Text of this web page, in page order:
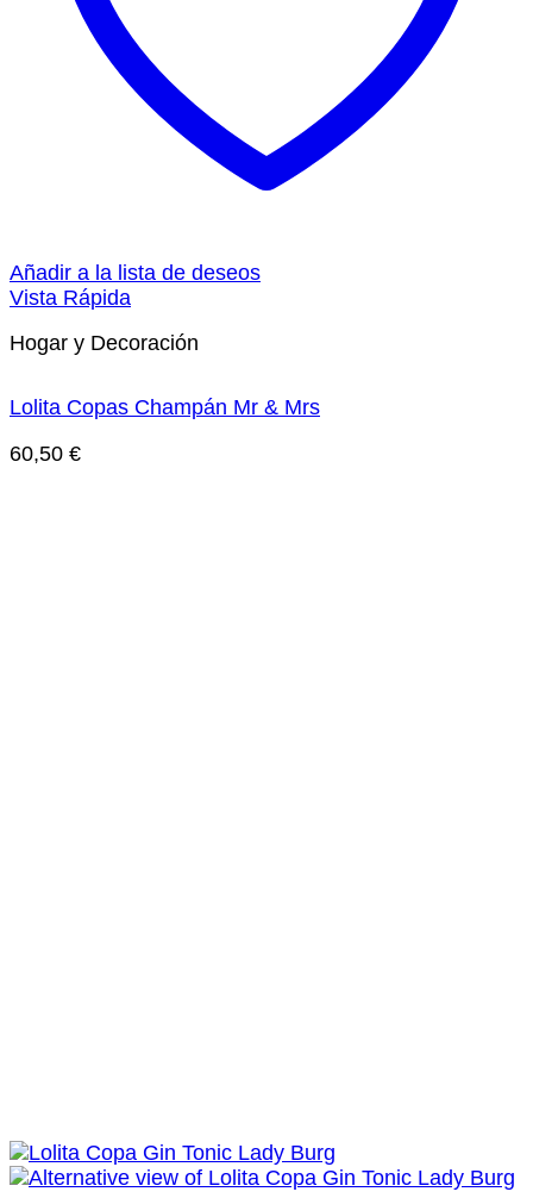
Añadir a la lista de deseos
Vista Rápida
Hogar y Decoración
Lolita Copas Champán Mr & Mrs
60,50 €